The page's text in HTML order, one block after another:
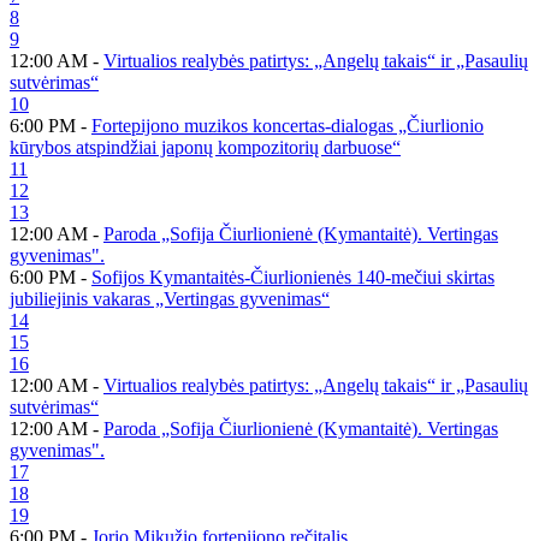
8
9
12:00 AM - Virtualios realybės patirtys: „Angelų takais“ ir „Pasaulių
sutvėrimas“
10
6:00 PM - Fortepijono muzikos koncertas-dialogas „Čiurlionio
kūrybos atspindžiai japonų kompozitorių darbuose“
11
12
13
12:00 AM - Paroda „Sofija Čiurlionienė (Kymantaitė). Vertingas
gyvenimas".
6:00 PM - Sofijos Kymantaitės-Čiurlionienės 140-mečiui skirtas
jubiliejinis vakaras „Vertingas gyvenimas“
14
15
16
12:00 AM - Virtualios realybės patirtys: „Angelų takais“ ir „Pasaulių
sutvėrimas“
12:00 AM - Paroda „Sofija Čiurlionienė (Kymantaitė). Vertingas
gyvenimas".
17
18
19
6:00 PM - Jorio Mikužio fortepijono rečitalis